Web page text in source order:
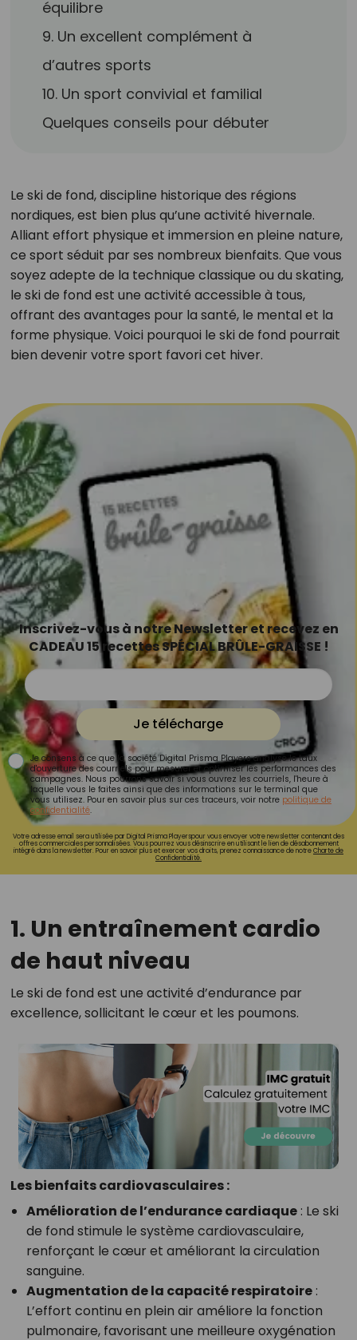
équilibre
9. Un excellent complément à
d’autres sports
10. Un sport convivial et familial
Quelques conseils pour débuter
Le ski de fond, discipline historique des régions
nordiques, est bien plus qu’une activité hivernale.
Alliant effort physique et immersion en pleine nature,
ce sport séduit par ses nombreux bienfaits. Que vous
soyez adepte de la technique classique ou du skating,
le ski de fond est une activité accessible à tous,
offrant des avantages pour la santé, le mental et la
forme physique. Voici pourquoi le ski de fond pourrait
bien devenir votre sport favori cet hiver.
Inscrivez-vous à notre Newsletter et recevez en
CADEAU 15 recettes SPÉCIAL BRÛLE-GRAISSE !
Je télécharge
Je consens à ce que la société Digital Prisma Players analyse le taux
d'ouverture des courriels pour mesurer et optimiser les performances des
campagnes. Nous pourrons savoir si vous ouvrez les courriels, l'heure à
laquelle vous le faites ainsi que des informations sur le terminal que
vous utilisez. Pour en savoir plus sur ces traceurs, voir notre politique de
confidentialité.
Votre adresse email sera utilisée par Digital Prisma Playerspour vous envoyer votre newsletter contenant des
offres commerciales personnalisées. Vous pourrez vous désinscrire en utilisant le lien de désabonnement
intégré dans la newsletter. Pour en savoir plus et exercer vos droits, prenez connaissance de notreCharte de
Confidentialité.
1. Un entraînement cardio
de haut niveau
Le ski de fond est une activité d’endurance par
excellence, sollicitant le cœur et les poumons.
Les bienfaits cardiovasculaires :
Amélioration de l’endurance cardiaque: Le ski
de fond stimule le système cardiovasculaire,
renforçant le cœur et améliorant la circulation
sanguine.
Augmentation de la capacité respiratoire:
L’effort continu en plein air améliore la fonction
pulmonaire, favorisant une meilleure oxygénation